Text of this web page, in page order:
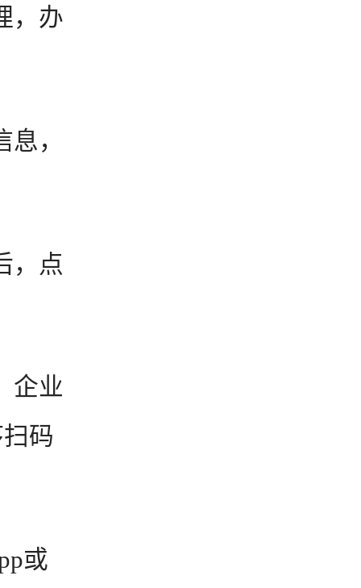
，办
，
，点
企业
码
或